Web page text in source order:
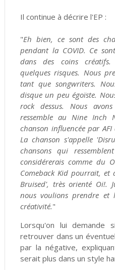
Il continue à décrire l'EP :
"Eh bien, ce sont des
pendant la COVID. Ce
dans des coins
quelques risques. Nous
tant que songwriters.
disque un peu égoïste.
rock dessus. Nous
ressemble au Nine Inch
chanson influencée par
La chanson s'appelle
chansons qui
considérerais comme du
Comeback Kid pourrait, et
Bruised', très orienté Oi!.
nous voulions prendre et
créativité."
Lorsqu'on lui
retrouver dans un
par la négative,
serait plus dans un style